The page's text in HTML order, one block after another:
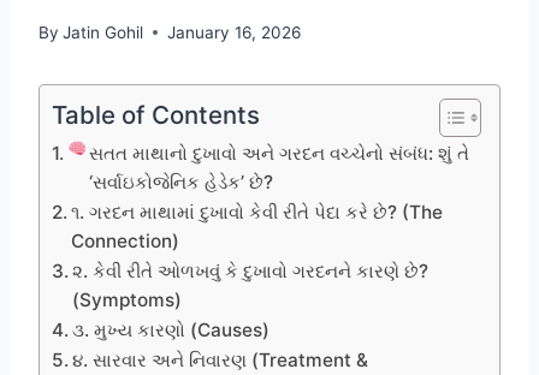
By Jatin Gohil January 16, 2026
Table of Contents
સતત માથાનો દુખાવો અને ગરદન વચ્ચેનો સંબંધ: શું તે
‘સર્વાઇકોજેનિક હેડેક’ છે?
૧. ગરદન માથામાં દુખાવો કેવી રીતે પેદા કરે છે? (The
Connection)
૨. કેવી રીતે ઓળખવું કે દુખાવો ગરદનને કારણે છે?
(Symptoms)
૩. મુખ્ય કારણો (Causes)
૪. સારવાર અને નિવારણ (Treatment &